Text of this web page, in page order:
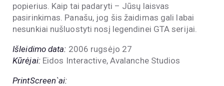
popierius. Kaip tai padaryti – Jūsų laisvas
pasirinkimas. Panašu, jog šis žaidimas gali labai
nesunkiai nušluostyti nosį legendinei GTA serijai.
Išleidimo data: 2006 rugsėjo 27
Kūrėjai:Eidos Interactive, Avalanche Studios
PrintScreen`ai: